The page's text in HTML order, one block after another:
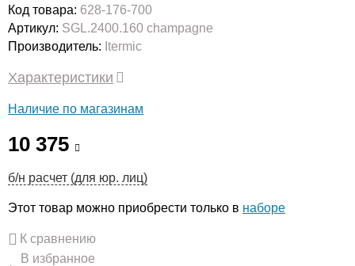
Код товара: 628-176-700
Артикул: SGL.2400.160 champagne
Производитель: Itermic
Характеристики
Наличие по магазинам
10 375
б/н расчет (для юр. лиц)
Этот товар можно приобрести только в наборе
К сравнению
В избранное